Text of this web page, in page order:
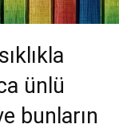
ünlü
bunların